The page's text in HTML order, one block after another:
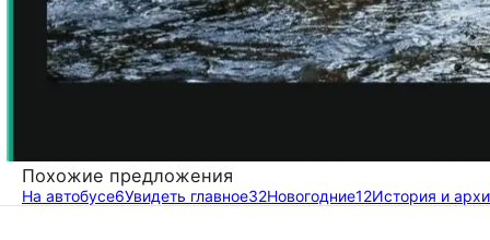
Похожие предложения
На автобусе6Увидеть главное32Новогодние12История и